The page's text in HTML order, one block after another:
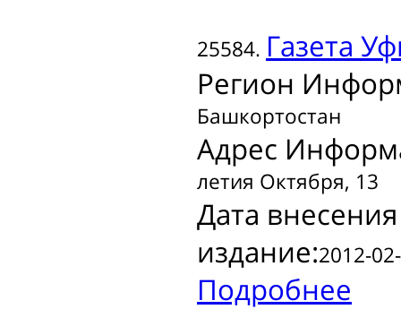
25584. Газета
Регион
Башкортостан
Адрес
летия Октября, 13
Дата
издание:2012-
Подробнее